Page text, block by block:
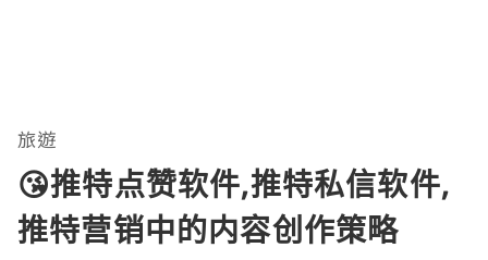
旅遊
😘推特点赞软件,推特私信软件,
推特营销中的内容创作策略